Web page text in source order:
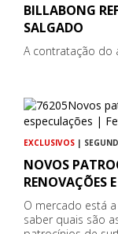
BILLABONG
SALGADO
A contratação do
EXCLUSIVOS |
NOVOS
RENOVAÇÕES
O mercado está
saber quais são